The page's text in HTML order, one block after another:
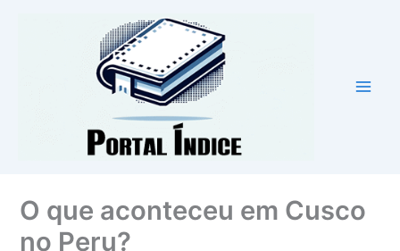
O que aconteceu em Cusco
no Peru?